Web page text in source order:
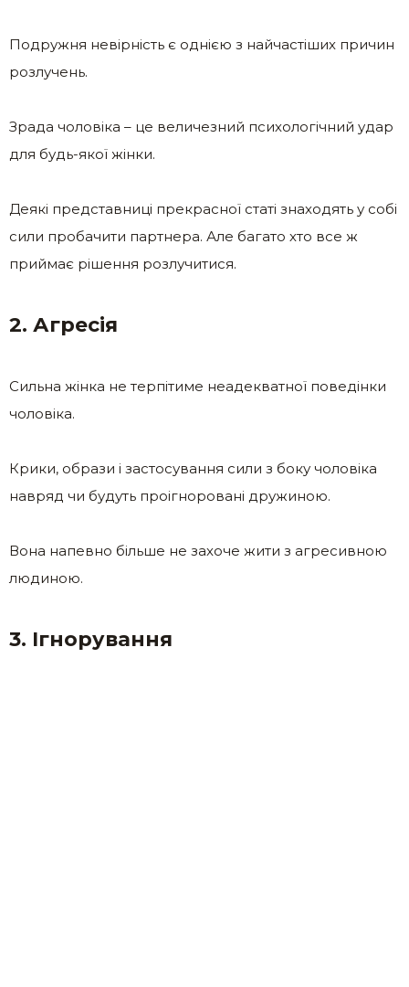
Подружня невірність є однією з найчастіших причин
розлучень.
Зрада чоловіка – це величезний психологічний удар
для будь-якої жінки.
Деякі представниці прекрасної статі знаходять у собі
сили пробачити партнера. Але багато хто все ж
приймає рішення розлучитися.
2. Агресія
Сильна жінка не терпітиме неадекватної поведінки
чоловіка.
Крики, образи і застосування сили з боку чоловіка
навряд чи будуть проігноровані дружиною.
Вона напевно більше не захоче жити з агресивною
людиною.
3. Ігнорування